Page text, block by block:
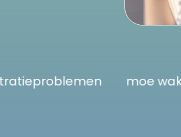
concentratieproblemen